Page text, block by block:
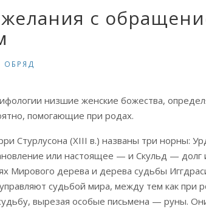
с
ОБРЯД
низшие женские божества,
помогающие при родах.
Стурлусона (XIII в.) названы три норны:
или настоящее — и Скульд —
Мирового дерева и дерева судьбы
судьбой мира, между тем как при
вырезая особые письмена — руны.